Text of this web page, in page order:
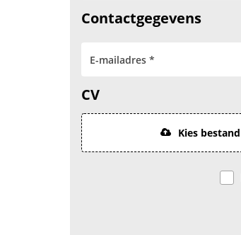
Contactgegevens
CV
Kies bestand